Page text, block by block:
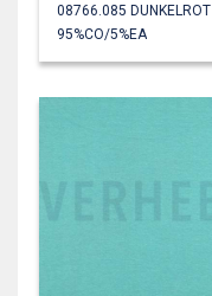
08766.085 DUNKELROT
95%CO/5%EA